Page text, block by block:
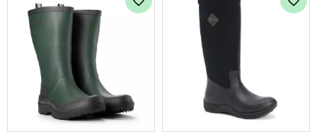
Lägg till i favoriter